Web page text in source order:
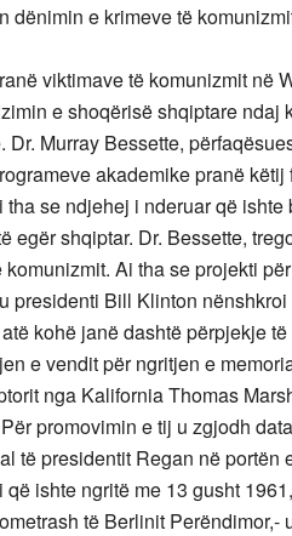
dënimin e krimeve të
viktimave të komunizmit në
e shoqërisë shqiptare ndaj
Dr. Murray Bessette,
akademike pranë
se ndjehej i nderuar që
egër shqiptar. Dr. Bessette,
Ai tha se projekti
presidenti Bill Klinton
kohë janë dashtë përpjekje
e vendit për ngritjen e
nga Kalifornia Thomas
promovimin e tij u zgjodh
të presidentit Regan në portën
që ishte ngritë me 13 gusht
të Berlinit Perëndimor,-